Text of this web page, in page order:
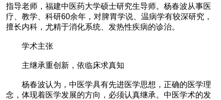
指导老师，福建中医药大学硕士研究生导师。杨春波从事医
疗、教学、科研60余年，对脾胃学说、温病学有较深研究，
擅长内科，尤精于消化系统、发热性疾病的诊治。
学术主张
主继承重创新，依临床求真知
杨春波认为，中医学具有先进医学思想，正确的医学理
念，体现着医学发展的方向，必须认真继承。中医学术的发